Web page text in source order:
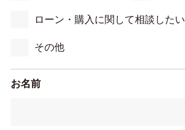
ローン・購入に関して相談したい
その他
お名前